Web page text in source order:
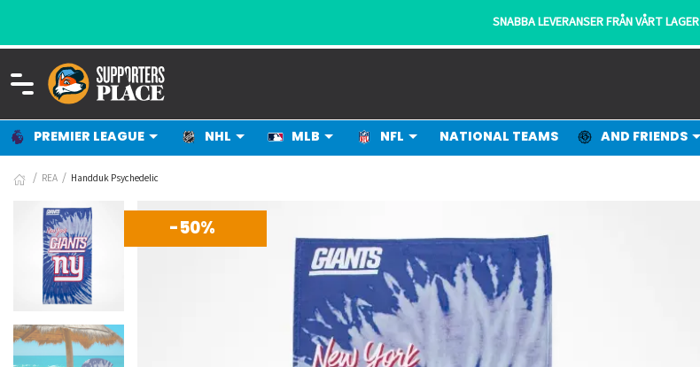
SNABBA LEVERANSER FRÅN VÅRT LAGER
PREMIER LEAGUE NHL MLB NFL NATIONAL TEAMS AND FRIENDS
REA Handduk Psychedelic
-50%